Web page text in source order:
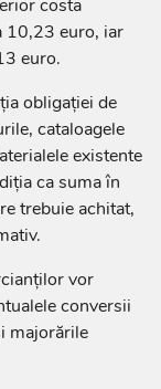
costa
10,23 euro, iar
euro.
obligației de
cataloagele
existente
ca suma în
trebuie achitat,
vor
conversii
majorările